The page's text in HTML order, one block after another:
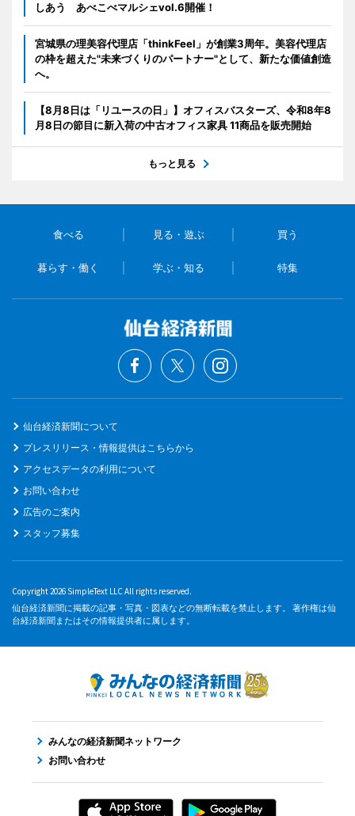
しあう あべこべマルシェvol.6開催！
宮城県の理美容代理店「thinkFeel」が創業3周年。美容代理店
の枠を超えた"未来づくりのパートナー"として、新たな価値創造
へ。
【8月8日は「リユースの日」】オフィスバスターズ、令和8年8
月8日の節目に新入荷の中古オフィス家具 11商品を販売開始
もっと見る
食べる 見る・遊ぶ 買う
暮らす・働く 学ぶ・知る 特集
仙台経済新聞について
プレスリリース・情報提供はこちらから
アクセスデータの利用について
お問い合わせ
広告のご案内
スタッフ募集
Copyright 2026 SimpleText LLC All rights reserved.
仙台経済新聞に掲載の記事・写真・図表などの無断転載を禁止します。 著作権は仙
台経済新聞またはその情報提供者に属します。
みんなの経済新聞ネットワーク
お問い合わせ